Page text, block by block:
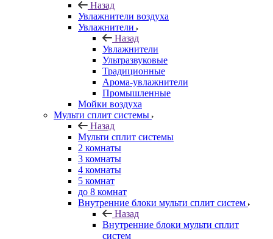
Назад
Увлажнители воздуха
Увлажнители
Назад
Увлажнители
Ультразвуковые
Традиционные
Арома-увлажнители
Промышленные
Мойки воздуха
Мульти сплит системы
Назад
Мульти сплит системы
2 комнаты
3 комнаты
4 комнаты
5 комнат
до 8 комнат
Внутренние блоки мульти сплит систем
Назад
Внутренние блоки мульти сплит
систем